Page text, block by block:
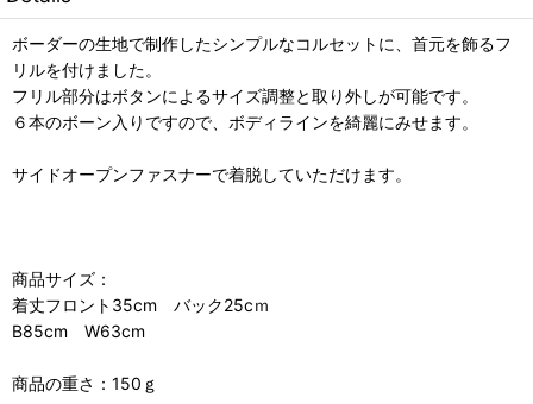
ボーダーの生地で制作したシンプルなコルセットに、首元を飾るフ
リルを付けました。
フリル部分はボタンによるサイズ調整と取り外しが可能です。
６本のボーン入りですので、ボディラインを綺麗にみせます。
サイドオープンファスナーで着脱していただけます。
商品サイズ：
着丈フロント35cm バック25cｍ
B85cm W63cm
商品の重さ：150ｇ